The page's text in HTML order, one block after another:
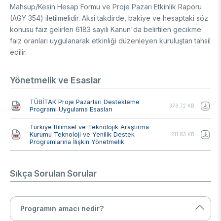
Mahsup/Kesin Hesap Formu ve Proje Pazarı Etkinlik Raporu
(AGY 354) iletilmelidir. Aksi takdirde, bakiye ve hesaptaki söz
konusu faiz gelirleri 6183 sayılı Kanun'da belirtilen gecikme
faiz oranları uygulanarak etkinliği düzenleyen kuruluştan tahsil
edilir.
Yönetmelik ve Esaslar
TÜBİTAK Proje Pazarları Destekleme
Programı Uygulama Esasları
376.72 KB
Türkiye Bilimsel ve Teknolojik Araştırma
Kurumu Teknoloji ve Yenilik Destek
Programlarına İlişkin Yönetmelik
211.83 KB
Sıkça Sorulan Sorular
Programın amacı nedir?